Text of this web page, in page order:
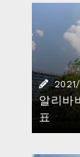
알리바
표